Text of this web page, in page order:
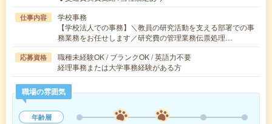
仕事内容
学校事務
【学校法人での事務】＼教員の研究活動を支える部署での事
務業務をお任せします／研究費の管理業務伝票処理…
応募資格
職種未経験OK / ブランクOK / 英語力不要
経理事務または大学事務経験がある方
職場の雰囲気
年齢層